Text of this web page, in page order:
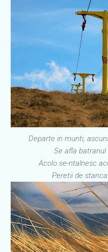
Departe in munti,
Se afla batranul
Acolo se-ntalnesc
Peretii de